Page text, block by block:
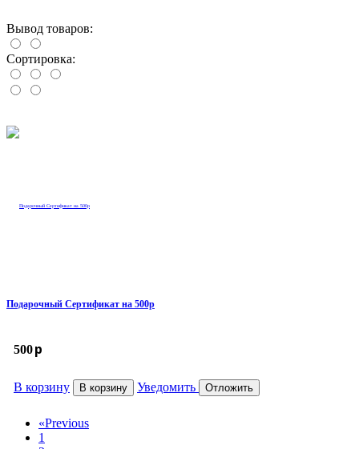
Вывод товаров:
Сортировка:
Подарочный Сертификат на 500р
500p
В корзину В корзину Уведомить Отложить
«Previous
1